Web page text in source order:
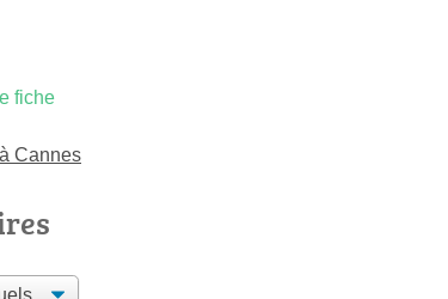
fiche
Cannes